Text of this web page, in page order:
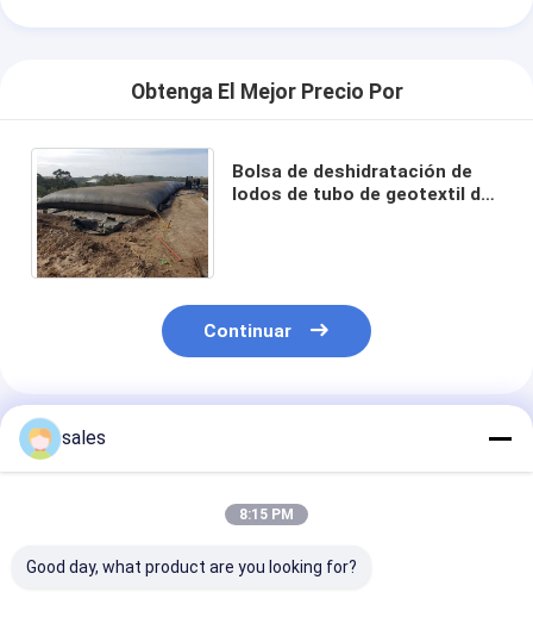
Obtenga El Mejor Precio Por
Bolsa de deshidratación de
lodos de tubo de geotextil de
Continuar
Productos Recomendados
sales
8:15 PM
Good day, what product are you looking for?